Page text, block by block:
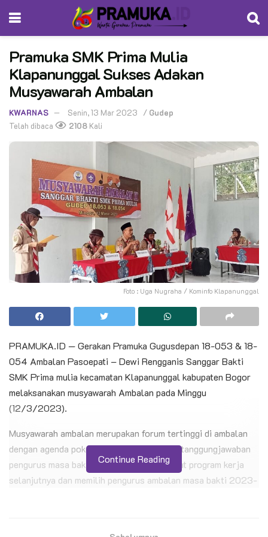
Pramuka SMK Prima Mulia
Klapanunggal Sukses Adakan
Musyawarah Ambalan
KWARNAS Senin, 13 Mar 2023 / Gudep
Telah dibaca
2108 Kali
Foto : Uga Nugraha / Kominfo Klapanunggal
PRAMUKA.ID — Gerakan Pramuka Gugusdepan 18-053 & 18-
054 Ambalan Pasoepati – Dewi Rengganis Sanggar Bakti
SMK Prima mulia kecamatan Klapanunggal kabupaten Bogor
melaksanakan musyawarah Ambalan pada Minggu
(12/3/2023).
Musyawarah ambalan merupakan forum tertinggi di ambalan
dengan agenda pokoknya yaitu laporan pertanggungjawaban
pengurus masa bakti 2022-2023, membuat program kerja
selanjutnya dan memilih pengurus ambalan masa bakti 2023-
Continue Reading